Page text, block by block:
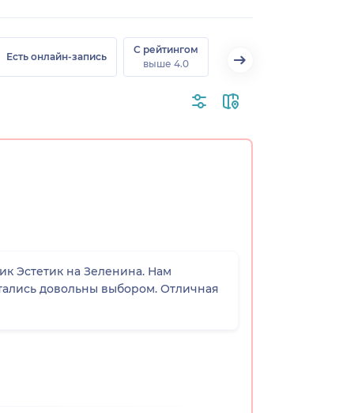
Есть онлайн-запись
С рейтингом
выше 4.0
Эстетик на Зеленина. Нам